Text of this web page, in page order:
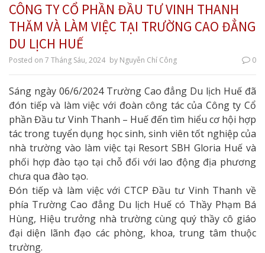
CÔNG TY CỔ PHẦN ĐẦU TƯ VINH THANH
THĂM VÀ LÀM VIỆC TẠI TRƯỜNG CAO ĐẲNG
DU LỊCH HUẾ
Posted on 7 Tháng Sáu, 2024 by Nguyễn Chí Công 0
Sáng ngày 06/6/2024 Trường Cao đẳng Du lịch Huế đã
đón tiếp và làm việc với đoàn công tác của Công ty Cổ
phần Đầu tư Vinh Thanh – Huế đến tìm hiểu cơ hội hợp
tác trong tuyển dụng học sinh, sinh viên tốt nghiệp của
nhà trường vào làm việc tại Resort SBH Gloria Huế và
phối hợp đào tạo tại chỗ đối với lao động địa phương
chưa qua đào tạo.
Đón tiếp và làm việc với CTCP Đầu tư Vinh Thanh về
phía Trường Cao đẳng Du lịch Huế có Thầy Phạm Bá
Hùng, Hiệu trưởng nhà trường cùng quý thầy cô giáo
đại diện lãnh đạo các phòng, khoa, trung tâm thuộc
trường.